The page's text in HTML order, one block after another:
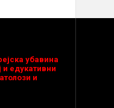
убавина
и едукативни
и